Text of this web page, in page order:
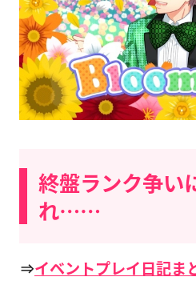
終盤ランク争い
れ……
⇒イベントプレイ日記ま